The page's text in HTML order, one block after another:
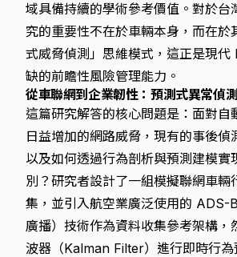
域具備持續的學術參考價值。對於台
究的重要性不在於車輛本身，而在於
式威脅偵測」思維模式，這正是現代
缺的前瞻性風險管理能力。
從車聯網到企業韌性：預測式異常偵
這篇研究解答的核心問題是：面對自
日益增加的網路威脅，現有的事後偵
以及如何透過行為剖析與預測建模實
別？研究者設計了一組模擬聯網車輛
集，並引入航空業廣泛使用的 ADS-
廣播）技術作為資料收集參考架構，
波器（Kalman Filter）進行即時行為